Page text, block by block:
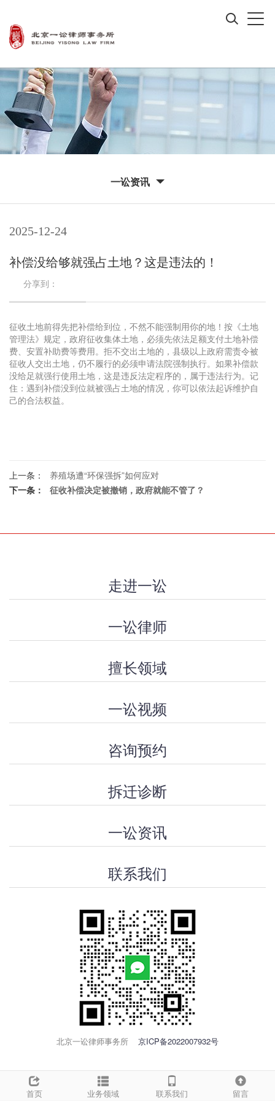
一讼资讯
2025-12-24
补偿没给够就强占土地？这是违法的！
分享到：
征收土地前得先把补偿给到位，不然不能强制用你的地！按《土地
管理法》规定，政府征收集体土地，必须先依法足额支付土地补偿
费、安置补助费等费用。拒不交出土地的，县级以上政府需责令被
征收人交出土地，仍不履行的必须申请法院强制执行。如果补偿款
没给足就强行使用土地，这是违反法定程序的，属于违法行为。记
住：遇到补偿没到位就被强占土地的情况，你可以依法起诉维护自
己的合法权益。
上一条：
养殖场遭“环保强拆”如何应对
下一条：
征收补偿决定被撤销，政府就能不管了？
走进一讼
一讼律师
擅长领域
一讼视频
咨询预约
拆迁诊断
一讼资讯
联系我们
北京一讼律师事务所 京ICP备2022007932号
首页 业务领域 联系我们 留言